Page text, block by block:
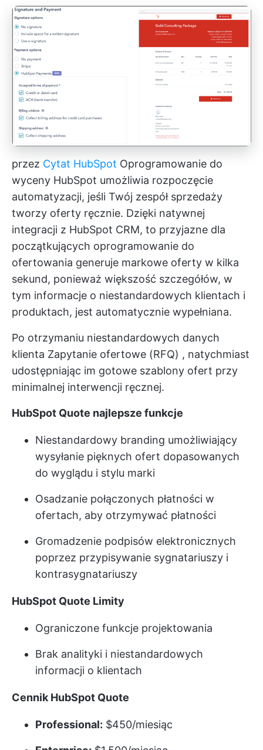
przez Cytat HubSpot Oprogramowanie do
wyceny HubSpot umożliwia rozpoczęcie
automatyzacji, jeśli Twój zespół sprzedaży
tworzy oferty ręcznie. Dzięki natywnej
integracji z HubSpot CRM, to przyjazne dla
początkujących oprogramowanie do
ofertowania generuje markowe oferty w kilka
sekund, ponieważ większość szczegółów, w
tym informacje o niestandardowych klientach i
produktach, jest automatycznie wypełniana.
Po otrzymaniu niestandardowych danych
klienta Zapytanie ofertowe (RFQ) , natychmiast
udostępniając im gotowe szablony ofert przy
minimalnej interwencji ręcznej.
HubSpot Quote najlepsze funkcje
Niestandardowy branding umożliwiający
wysyłanie pięknych ofert dopasowanych
do wyglądu i stylu marki
Osadzanie połączonych płatności w
ofertach, aby otrzymywać płatności
Gromadzenie podpisów elektronicznych
poprzez przypisywanie sygnatariuszy i
kontrasygnatariuszy
HubSpot Quote Limity
Ograniczone funkcje projektowania
Brak analityki i niestandardowych
informacji o klientach
Cennik HubSpot Quote
Professional: $450/miesiąc